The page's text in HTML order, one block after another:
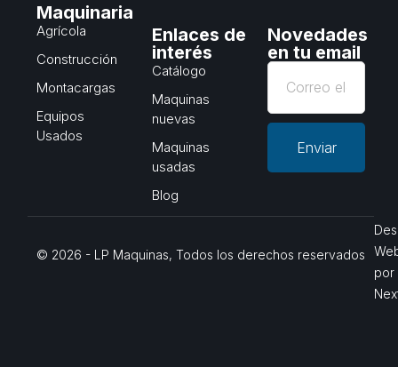
Maquinaria
Agrícola
Construcción
Montacargas
Equipos
Usados
Enlaces de
interés
Catálogo
Maquinas
nuevas
Maquinas
usadas
Blog
Novedades
en tu email
Enviar
© 2026 - LP Maquinas, Todos los derechos reservados
por